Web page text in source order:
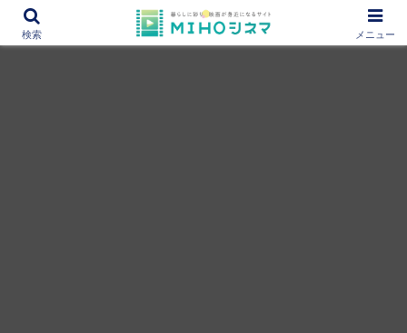
12000作品を紹介！あなたの映画図書館『MIHOシネマ』
検索 メニュー